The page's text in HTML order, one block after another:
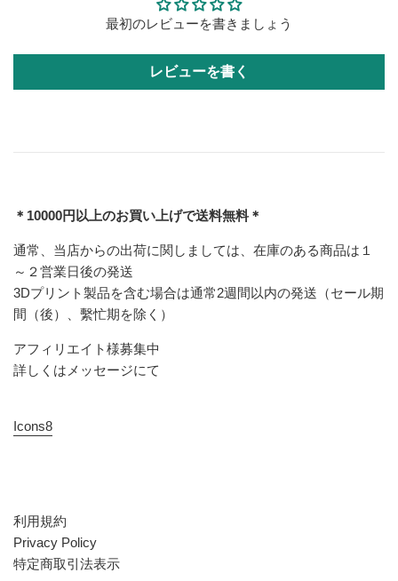
最初のレビューを書きましょう
レビューを書く
＊10000円以上のお買い上げで送料無料＊
通常、当店からの出荷に関しましては、在庫のある商品は１
～２営業日後の発送
3Dプリント製品を含む場合は通常2週間以内の発送（セール期
間（後）、繫忙期を除く）
アフィリエイト様募集中
詳しくはメッセージにて
Icons8
利用規約
Privacy Policy
特定商取引法表示